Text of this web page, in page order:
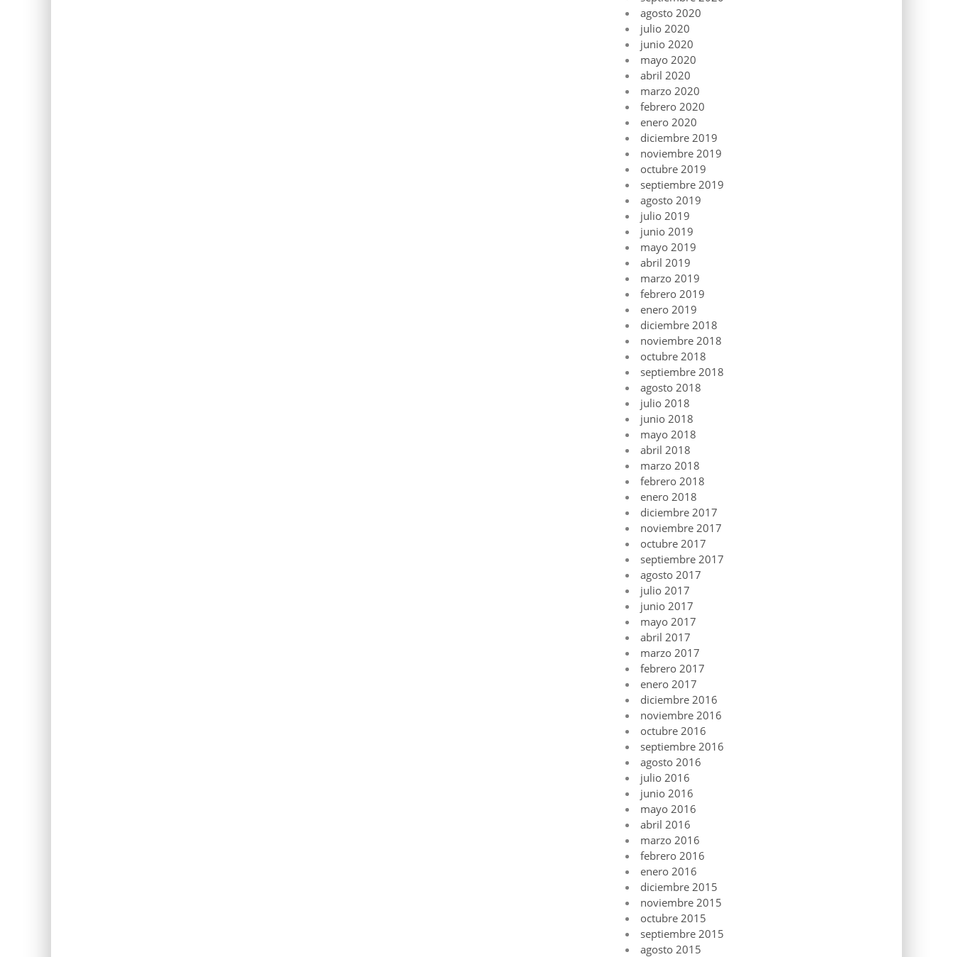
agosto 2020
julio 2020
junio 2020
mayo 2020
abril 2020
marzo 2020
febrero 2020
enero 2020
diciembre 2019
noviembre 2019
octubre 2019
septiembre 2019
agosto 2019
julio 2019
junio 2019
mayo 2019
abril 2019
marzo 2019
febrero 2019
enero 2019
diciembre 2018
noviembre 2018
octubre 2018
septiembre 2018
agosto 2018
julio 2018
junio 2018
mayo 2018
abril 2018
marzo 2018
febrero 2018
enero 2018
diciembre 2017
noviembre 2017
octubre 2017
septiembre 2017
agosto 2017
julio 2017
junio 2017
mayo 2017
abril 2017
marzo 2017
febrero 2017
enero 2017
diciembre 2016
noviembre 2016
octubre 2016
septiembre 2016
agosto 2016
julio 2016
junio 2016
mayo 2016
abril 2016
marzo 2016
febrero 2016
enero 2016
diciembre 2015
noviembre 2015
octubre 2015
septiembre 2015
agosto 2015